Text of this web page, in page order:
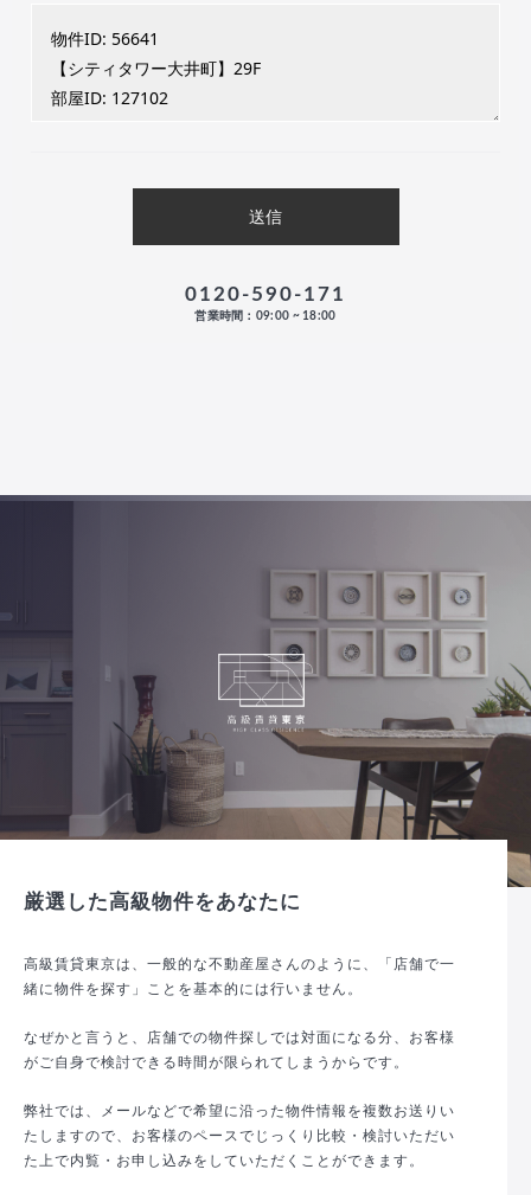
0120-590-171
営業時間：09:00 ~ 18:00
厳選した高級物件をあなたに
高級賃貸東京は、一般的な不動産屋さんのように、「店舗で一
緒に物件を探す」ことを基本的には行いません。
なぜかと言うと、店舗での物件探しでは対面になる分、お客様
がご自身で検討できる時間が限られてしまうからです。
弊社では、メールなどで希望に沿った物件情報を複数お送りい
たしますので、お客様のペースでじっくり比較・検討いただい
た上で内覧・お申し込みをしていただくことができます。